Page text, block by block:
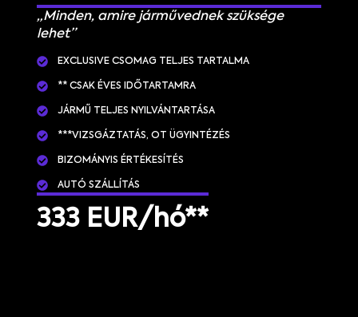
„Minden, amire járművednek szüksége
lehet”
EXCLUSIVE CSOMAG TELJES TARTALMA
** CSAK ÉVES IDŐTARTAMRA
JÁRMŰ TELJES NYILVÁNTARTÁSA
***VIZSGÁZTATÁS, OT ÜGYINTÉZÉS
BIZOMÁNYIS ÉRTÉKESÍTÉS
AUTÓ SZÁLLÍTÁS
333 EUR/hó**